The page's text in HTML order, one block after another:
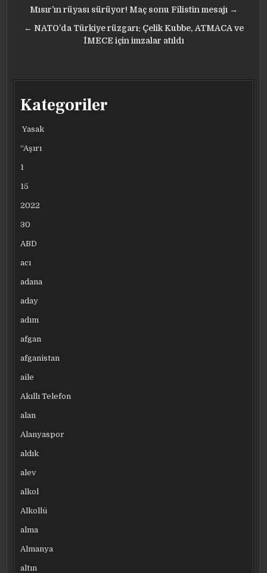
Yazı
gezinmesi
Mısır’ın rüyası sürüyor! Maç sonu Filistin mesajı →
← NATO’da Türkiye rüzgarı: Çelik Kubbe, ATMACA ve
İMECE için imzalar atıldı
Kategoriler
Yasak
“Aşırı
1
15
2022
30
ABD
acı
adana
aday
adım
afgan
afganistan
aile
Akıllı Telefon
alan
Alanyaspor
aldık
alev
alkol
Alkollü
alma
Almanya
altın